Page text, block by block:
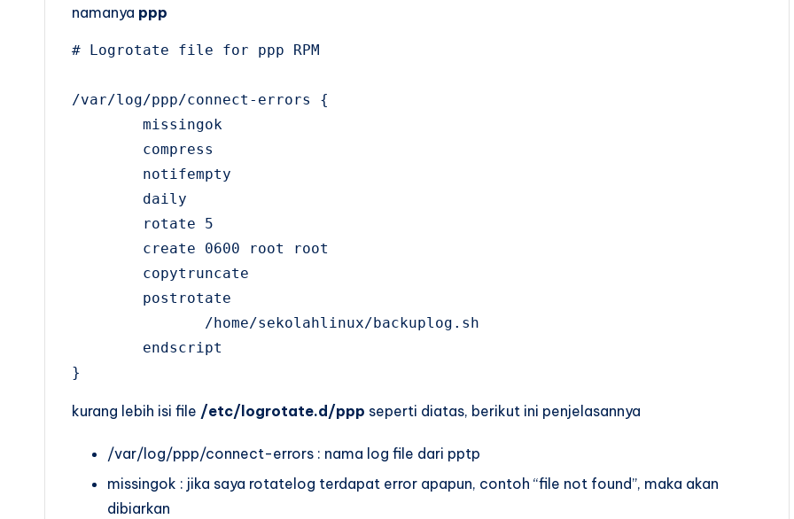
namanya ppp
# Logrotate file for ppp RPM
/var/log/ppp/connect-errors {
        missingok
        compress
        notifempty
        daily
        rotate 5
        create 0600 root root
        copytruncate
        postrotate
               /home/sekolahlinux/backuplog.sh
        endscript
}
kurang lebih isi file /etc/logrotate.d/ppp seperti diatas, berikut ini penjelasannya
/var/log/ppp/connect-errors : nama log file dari pptp
missingok : jika saya rotatelog terdapat error apapun, contoh “file not found”, maka akan
dibiarkan